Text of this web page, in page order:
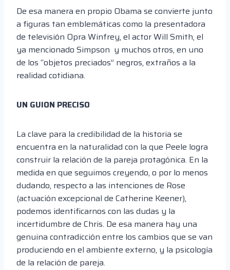
De esa manera en propio Obama se convierte junto
a figuras tan emblemáticas como la presentadora
de televisión Opra Winfrey, el actor Will Smith, el
ya mencionado Simpson y muchos otros, en uno
de los “objetos preciados” negros, extraños a la
realidad cotidiana.
UN GUION PRECISO
La clave para la credibilidad de la historia se
encuentra en la naturalidad con la que Peele logra
construir la relación de la pareja protagónica. En la
medida en que seguimos creyendo, o por lo menos
dudando, respecto a las intenciones de Rose
(actuación excepcional de Catherine Keener),
podemos identificarnos con las dudas y la
incertidumbre de Chris. De esa manera hay una
genuina contradicción entre los cambios que se van
produciendo en el ambiente externo, y la psicología
de la relación de pareja.